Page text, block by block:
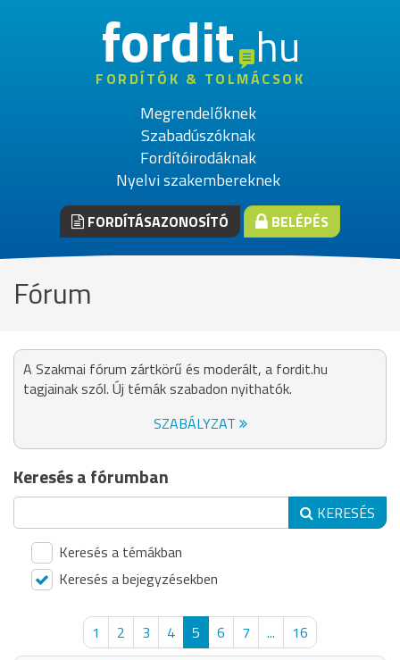
fordithu
FORDÍTÓK & TOLMÁCSOK
Megrendelőknek
Szabadúszóknak
Fordítóirodáknak
Nyelvi szakembereknek
FORDÍTÁSAZONOSÍTÓ BELÉPÉS
Fórum
A Szakmai fórum zártkörű és moderált, a fordit.hu
tagjainak szól. Új témák szabadon nyithatók.
SZABÁLYZAT
Keresés a fórumban
KERESÉS
Keresés a témákban
Keresés a bejegyzésekben
1 2 3 4 5 6 7 ...
16